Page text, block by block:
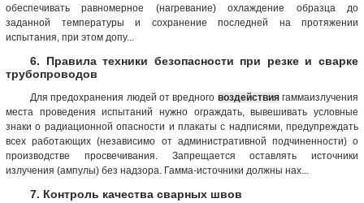
обеспечивать равномерное (нагревание) охлаждение образца до
заданной температуры и сохранение последней на протяжении
испытания, при этом допу...
6. Правила техники безопасности при резке и сварке
трубопроводов
Для предохранения людей от вредного воздействиягаммаизлучения
места проведения испытаний нужно ограждать, вывешивать условные
знаки о радиационной опасности и плакаты с надписями, предупреждать
всех работающих (независимо от административной подчиненности) о
производстве просвечивания. Запрещается оставлять источники
излучения (ампулы) без надзора. Гамма-источники должны нах...
7. Контроль качества сварных швов